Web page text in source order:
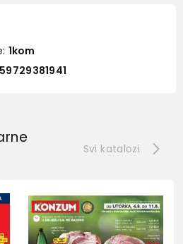
1kom
Svi katalozi